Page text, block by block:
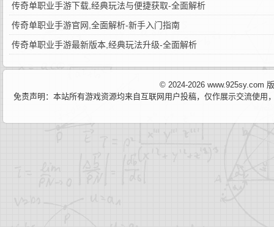
传奇单职业手游下载,经典玩法与便捷获取-全面解析
传奇单职业手游官网,全面解析-新手入门指南
传奇单职业手游最新版本,经典玩法升级-全面解析
© 2024-2026 www.925sy.com
免责声明：本站所有游戏资源均来自互联网用户投稿，仅作展示交流使